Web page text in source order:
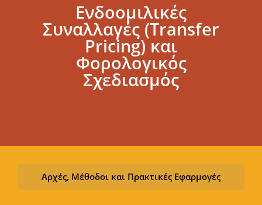
Ενδοομιλικές
Συναλλαγές (Transfer
Pricing) και
Φορολογικός
Σχεδιασμός
Αρχές, Μέθοδοι και Πρακτικές Εφαρμογές